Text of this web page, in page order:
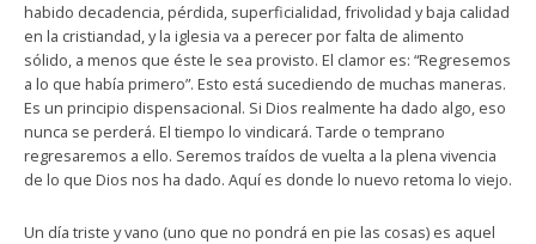
habido decadencia, pérdida, superficialidad, frivolidad y baja calidad
en la cristiandad, y la iglesia va a perecer por falta de alimento
sólido, a menos que éste le sea provisto. El clamor es: “Regresemos
a lo que había primero”. Esto está sucediendo de muchas maneras.
Es un principio dispensacional. Si Dios realmente ha dado algo, eso
nunca se perderá. El tiempo lo vindicará. Tarde o temprano
regresaremos a ello. Seremos traídos de vuelta a la plena vivencia
de lo que Dios nos ha dado. Aquí es donde lo nuevo retoma lo viejo.
Un día triste y vano (uno que no pondrá en pie las cosas) es aquel